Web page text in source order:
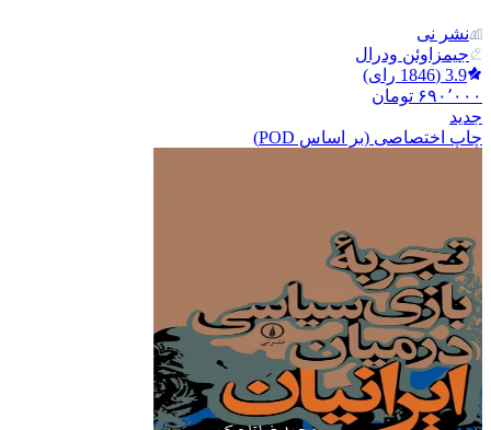
نشر نی
جیمزاوئن ودرال
3.9
(
1846 رای)
۶۹۰٬۰۰۰ تومان
جدید
چاپ اختصاصی (بر اساس POD)